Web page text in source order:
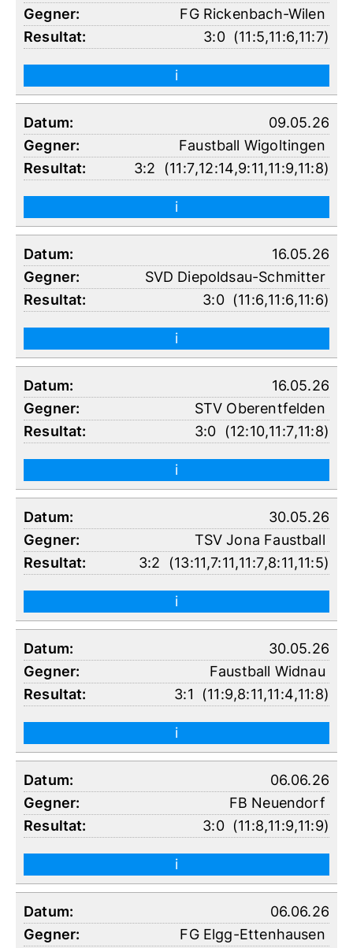
FG Rickenbach-Wilen
3:0(11:5,11:6,11:7)
i
09.05.26
Faustball Wigoltingen
3:2 (11:7,12:14,9:11,11:9,11:8)
i
16.05.26
SVD Diepoldsau-Schmitter
3:0(11:6,11:6,11:6)
i
16.05.26
STV Oberentfelden
3:0 (12:10,11:7,11:8)
i
30.05.26
TSV Jona Faustball
3:2 (13:11,7:11,11:7,8:11,11:5)
i
30.05.26
Faustball Widnau
3:1 (11:9,8:11,11:4,11:8)
i
06.06.26
FB Neuendorf
3:0(11:8,11:9,11:9)
i
06.06.26
FG Elgg-Ettenhausen